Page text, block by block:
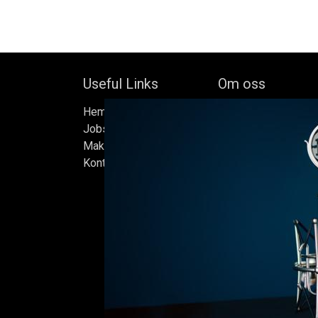
Useful Links
Hem
Jobs
Make Good
Kontakta oss
Om oss
oberoende
av Bock Brewery,
Efter nästan trettio
bryggde vi den
iskällare som
Ölen bryggs i små
sats måste
standarder vi
endast det bästa är